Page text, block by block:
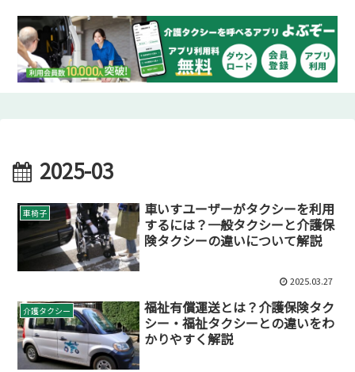
2025-03
車椅子
車いすユーザーがタクシーを利用
するには？一般タクシーと介護保
険タクシーの違いについて解説
2025.03.27
介護タクシー
福祉有償運送とは？介護保険タク
シー・福祉タクシーとの違いをわ
かりやすく解説